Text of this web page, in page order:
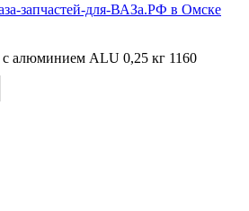
запчастей-для-ВАЗа.РФ в Омске
алюминием ALU 0,25 кг 1160